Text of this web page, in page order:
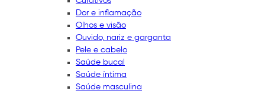
Dor e inflamação
Olhos e visão
Ouvido, nariz e garganta
Pele e cabelo
Saúde bucal
Saúde íntima
Saúde masculina